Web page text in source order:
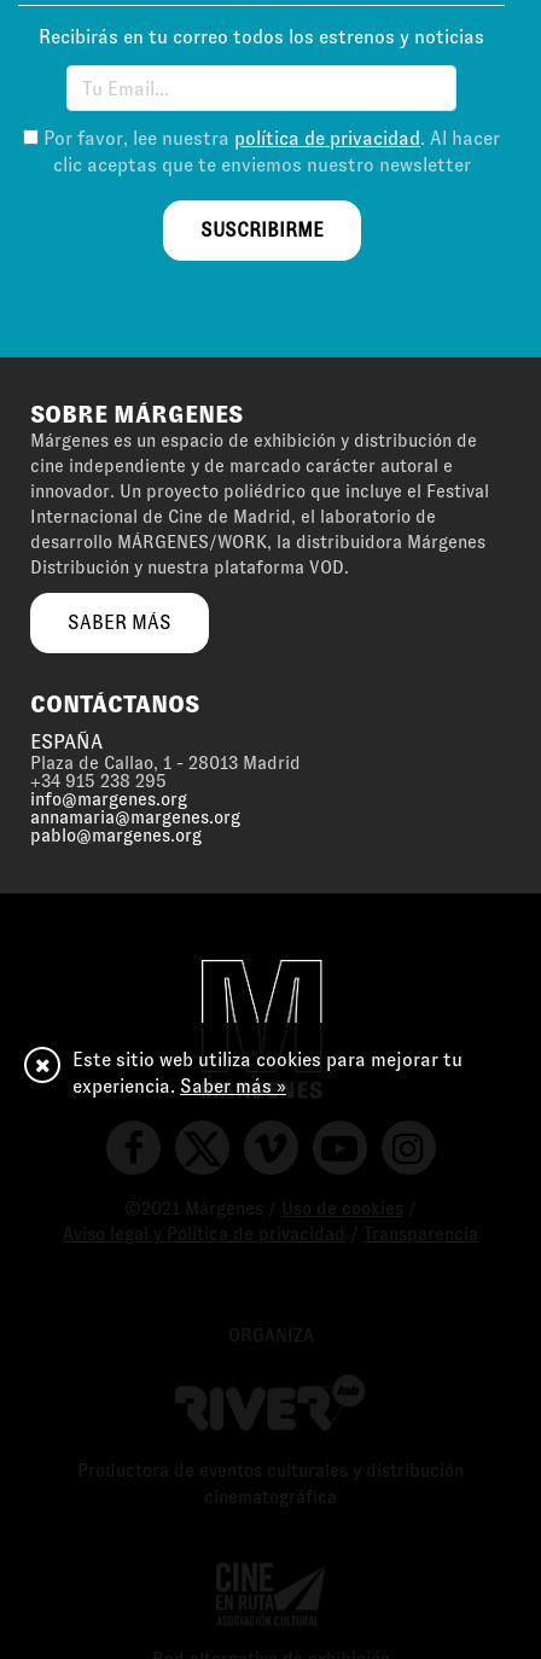
Recibirás en tu correo todos los estrenos y noticias
Por favor, lee nuestra política de privacidad. Al hacer
clic aceptas que te enviemos nuestro newsletter
SUSCRIBIRME
SOBRE MÁRGENES
Márgenes es un espacio de exhibición y distribución de
cine independiente y de marcado carácter autoral e
innovador. Un proyecto poliédrico que incluye el Festival
Internacional de Cine de Madrid, el laboratorio de
desarrollo MÁRGENES/WORK, la distribuidora Márgenes
Distribución y nuestra plataforma VOD.
SABER MÁS
CONTÁCTANOS
ESPAÑA
Plaza de Callao, 1 - 28013 Madrid
+34 915 238 295
info@margenes.org
annamaria@margenes.org
pablo@margenes.org
©2021 Márgenes / Uso de cookies
Aviso legal y Política de privacidad
Transparencia
ORGANIZA
Productora de eventos culturales y distribución
cinematográfica
Este sitio web utiliza cookies para mejorar tu
experiencia. Saber más »